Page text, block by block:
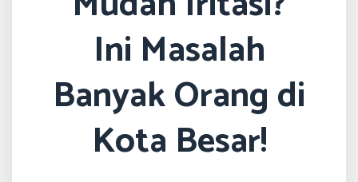
Ini Masalah
Banyak Orang di
Kota Besar!